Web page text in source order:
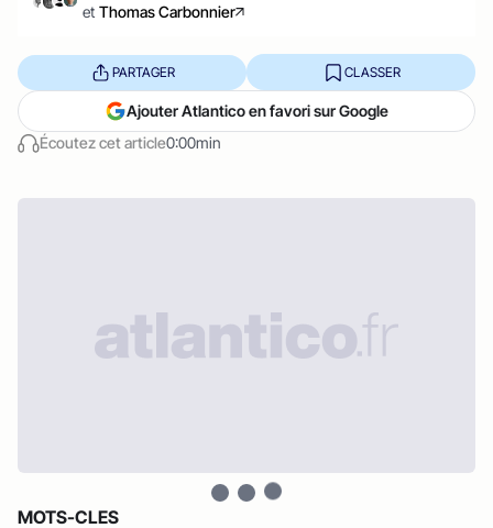
et Thomas Carbonnier
Écoutez cet article0:00min
PARTAGER CLASSER
Ajouter Atlantico en favori sur Google
MOTS-CLES